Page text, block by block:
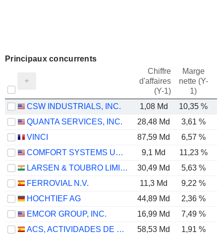
Principaux concurrents
Chiffre
d'affaires
(Y-1)
Marge
nette (Y-
1)
CSW INDUSTRIALS, INC. 1,08 Md 10,35 %
QUANTA SERVICES, INC.
28,48 Md 3,61 %
VINCI
87,59 Md 6,57 %
COMFORT SYSTEMS USA, INC.
9,1 Md 11,23 %
LARSEN & TOUBRO LIMITED
30,49 Md 5,63 %
FERROVIAL N.V.
11,3 Md 9,22 %
HOCHTIEF AG
44,89 Md 2,36 %
EMCOR GROUP, INC.
16,99 Md 7,49 %
ACS, ACTIVIDADES DE CONSTRUCCIÓN Y SERVICIOS, S.A.
58,53 Md 1,91 %